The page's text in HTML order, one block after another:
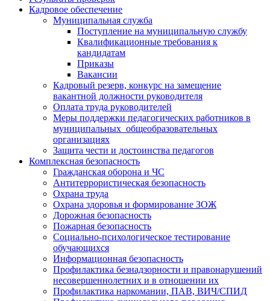
Кадровое обеспечение
Муниципальная служба
Поступление на муниципальную службу
Квалификационные требования к
кандидатам
Приказы
Вакансии
Кадровый резерв, конкурс на замещение
вакантной должности руководителя
Оплата труда руководителей
Меры поддержки педагогических работников в
муниципальных общеобразовательных
организациях
Защита чести и достоинства педагогов
Комплексная безопасность
Гражданская оборона и ЧС
Антитеррористическая безопасность
Охрана труда
Охрана здоровья и формирование ЗОЖ
Дорожная безопасность
Пожарная безопасность
Социально-психологическое тестирование
обучающихся
Информационная безопасность
Профилактика безнадзорности и правонарушений
несовершеннолетних и в отношении их
Профилактика наркомании, ПАВ, ВИЧ/СПИД